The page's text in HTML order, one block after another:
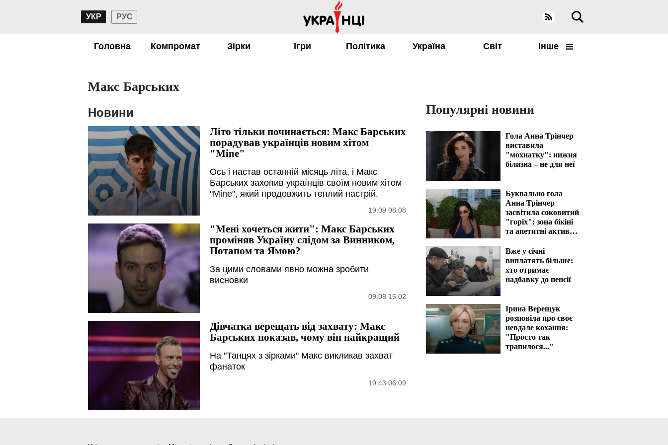
УКР РУС
Головна Компромат Зірки Ігри Політика Україна Світ Інше
Макс Барських
Новини
Літо тільки починається: Макс Барських
порадував українців новим хітом
"Mine"
Ось і настав останній місяць літа, і Макс
Барських захопив українців своїм новим хітом
"Mine", який продовжить теплий настрій.
19:09 08.08
"Мені хочеться жити": Макс Барських
проміняв Україну слідом за Винником,
Потапом та Ямою?
За цими словами явно можна зробити
висновки
09:08 15.02
Дівчатка верещать від захвату: Макс
Барських показав, чому він найкращий
На "Танцях з зірками" Макс викликав захват
фанаток
19:43 06.09
Популярні новини
Гола Анна Трінчер
виставила
"мохнатку": нижня
білизна – не для неї
Буквально гола
Анна Трінчер
засвітила соковитий
"горіх": зона бікіні
та апетитні активи
Вже у січні
виплатять більше:
хто отримає
надбавку до пенсії
Ірина Верещук
розповіла про своє
невдале кохання:
"Просто так
трапилося..."